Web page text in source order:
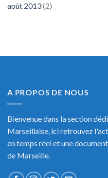
août 2013(2)
A PROPOS DE NOUS
Bienvenue dans la section
Marseillaise, ici retrouvez
en temps réel et une
de Marseille.